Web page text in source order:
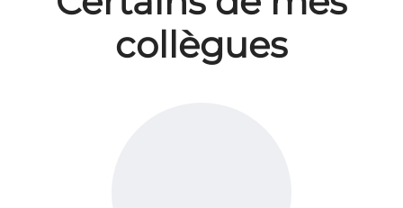
collègues